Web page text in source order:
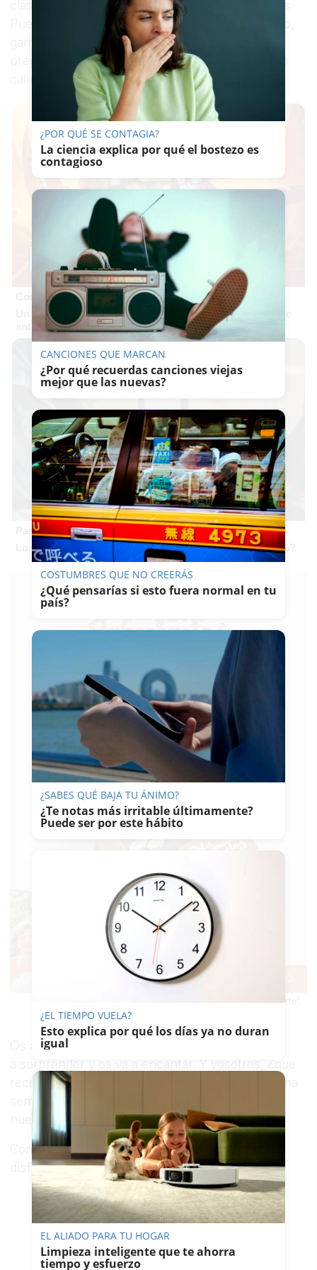
clásicamente a partir de un coulis de crustáceos.
Puede hacerse de langosta, bogavante, cangrejo,
gamba o cangrejo de río. Nosotras la hemos
preparado con langostinos. Suele servirse fría o
Corepunk MMORPG
Un verdadero MMORPG de la vieja escuela ¡Cómo los de
antes, pero mejor!
Pasaportes que abren puertas
Los pasaportes más poderosos del mundo, ¿está el tuyo?
Cartel del evento 'Rota, un gusto saborearte'.
Os animamos a que la preparéis porque os va
a sorprender y os va a encantar. Y vosotros, ¿qué
receta prepararéis para Nochebuena? La próxima
semana os contaremos encantadas cuál será
nuestra receta para el Día de Navidad.
Compartimos ya la receta, que esperamos que
disfrutéis muchísimo:
¿POR QUÉ SE CONTAGIA?
La ciencia explica por qué el bostezo es
contagioso
CANCIONES QUE MARCAN
¿Por qué recuerdas canciones viejas
mejor que las nuevas?
COSTUMBRES QUE NO CREERÁS
¿Qué pensarías si esto fuera normal en tu
país?
¿SABES QUÉ BAJA TU ÁNIMO?
¿Te notas más irritable últimamente?
Puede ser por este hábito
¿EL TIEMPO VUELA?
Esto explica por qué los días ya no duran
igual
EL ALIADO PARA TU HOGAR
Limpieza inteligente que te ahorra
tiempo y esfuerzo